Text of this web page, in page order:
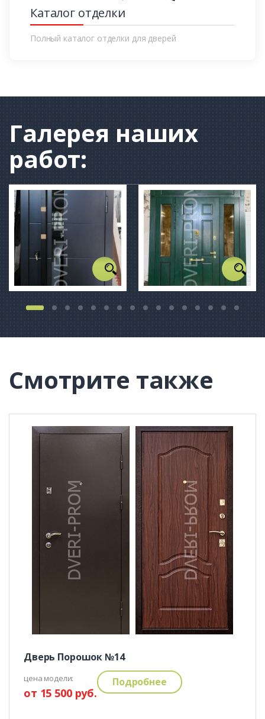
Каталог отделки
Полный каталог отделки для дверей
Галерея наших
работ:
Смотрите также
Дверь Порошок №14
цена модели:
от 15 500 руб.
Подробнее